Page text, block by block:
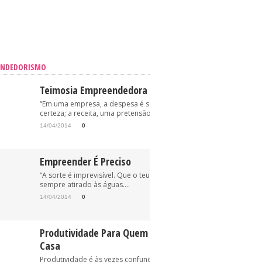
Teimosia Empreendedora
“Em uma empresa, a despesa é sempre uma
certeza; a receita, uma pretensão.” (Oriovisto...
14/04/2014 0
Empreender É Preciso
“A sorte é imprevisível. Que o teu anzol esteja, pois,
sempre atirado às águas....
14/04/2014 0
Produtividade Para Quem Trabalha Em
Casa
Produtividade é às vezes confundida com “trabalhe